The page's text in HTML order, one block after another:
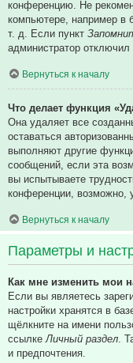
конференцию. Не
компьютере, например в
т. д. Если пункт
администратор
Вернуться к началу
Что делает функция
Она удаляет все
оставаться
выполняют другие
сообщений, если эта
вы испытываете
конференции, возможно,
Вернуться к началу
Параметры и
Как мне изменить мои
Если вы являетесь
настройки хранятся в
щёлкните на имени
ссылке Личный раздел .
и предпочтения.